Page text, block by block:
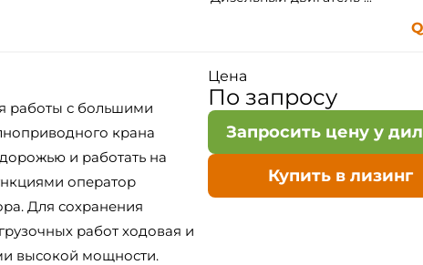
работы с большими
крана
и работать на
оператор
Для сохранения
работ ходовая и
высокой мощности.
Цена
По запросу
Запросить цену у
Купить в лизинг